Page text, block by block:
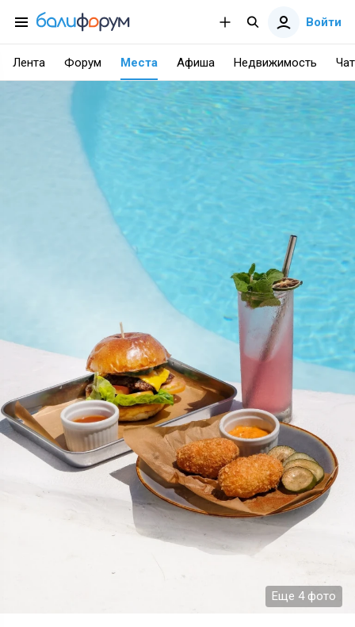
Войти
Лента Форум Места Афиша Недвижимость Чат
Еще 4 фото